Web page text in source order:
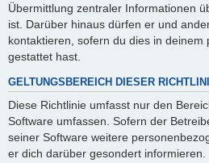
Übermittlung zentraler Informationen
ist. Darüber hinaus dürfen er und
kontaktieren, sofern du dies in deinem
gestattet hast.
GELTUNGSBEREICH DIESER
Diese Richtlinie umfasst nur den
Software umfassen. Sofern der
seiner Software weitere
er dich darüber gesondert informieren.